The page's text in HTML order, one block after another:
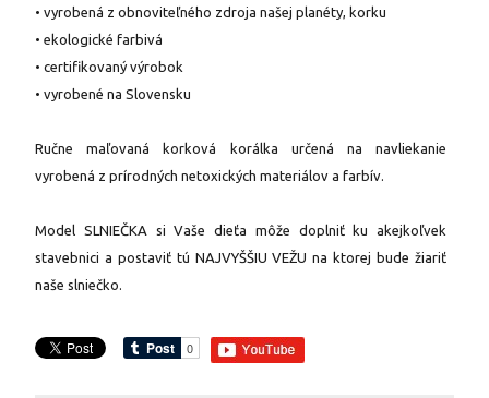
• vyrobená z obnoviteľného zdroja našej planéty, korku
• ekologické farbivá
• certifikovaný výrobok
• vyrobené na Slovensku
Ručne maľovaná korková korálka určená na navliekanie
vyrobená z prírodných netoxických materiálov a farbív.
Model SLNIEČKA si Vaše dieťa môže doplniť ku akejkoľvek
stavebnici a postaviť tú NAJVYŠŠIU VEŽU na ktorej bude žiariť
naše slniečko.